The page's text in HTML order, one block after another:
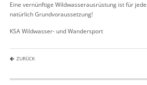
Eine vernünftige Wildwasserausrüstung ist für
natürlich Grundvoraussetzung!
KSA Wildwasser- und Wandersport
ZURÜCK